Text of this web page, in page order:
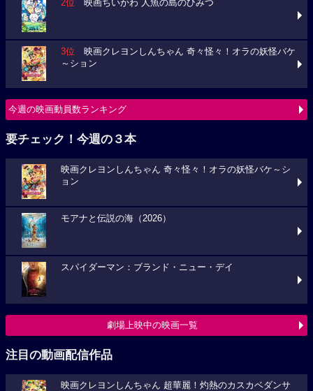
2位 映画ちいかわ 人魚の島のひみつ
3位 映画クレヨンしんちゃん 奇々怪々！オラの妖怪バケ
～ション
今週の映画動員数ランキング
要チェック！今週の３本
映画クレヨンしんちゃん 奇々怪々！オラの妖怪バケ～シ
ョン
モアナと伝説の海（2026）
スパイダーマン：ブランド・ニュー・デイ
劇場上映中の映画一覧
注目の動画配信作品
映画クレヨンしんちゃん 超華麗！灼熱のカスカベダンサ